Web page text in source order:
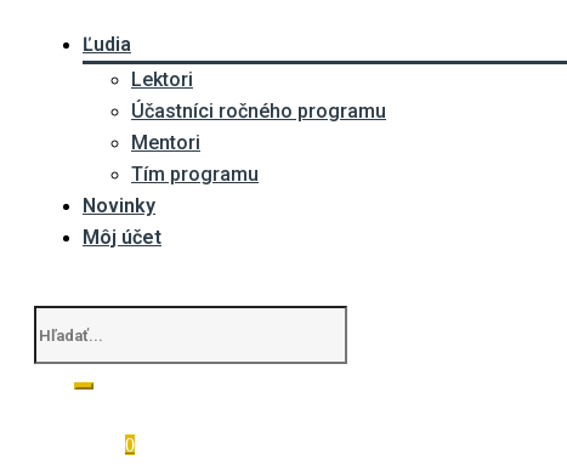
Ľudia
Lektori
Účastníci ročného programu
Mentori
Tím programu
Novinky
Môj účet
0